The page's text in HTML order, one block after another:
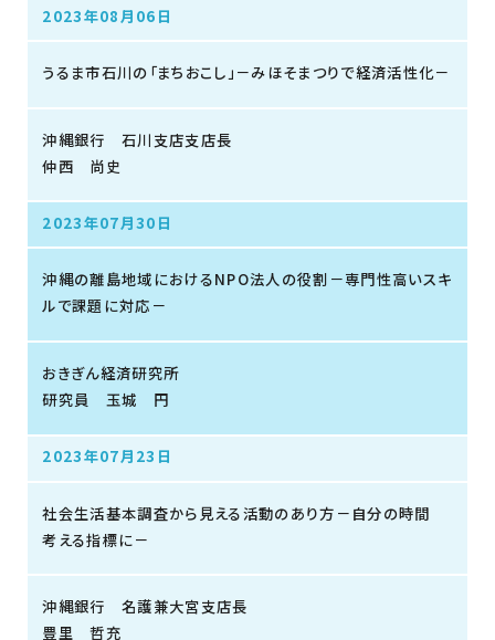
2023年08月06日
うるま市石川の「まちおこし」－みほそまつりで経済活性化－
沖縄銀行 石川支店支店長
仲西 尚史
2023年07月30日
沖縄の離島地域におけるNPO法人の役割－専門性高いスキ
ルで課題に対応－
おきぎん経済研究所
研究員 玉城 円
2023年07月23日
社会生活基本調査から見える活動のあり方－自分の時間
考える指標に－
沖縄銀行 名護兼大宮支店長
豊里 哲充